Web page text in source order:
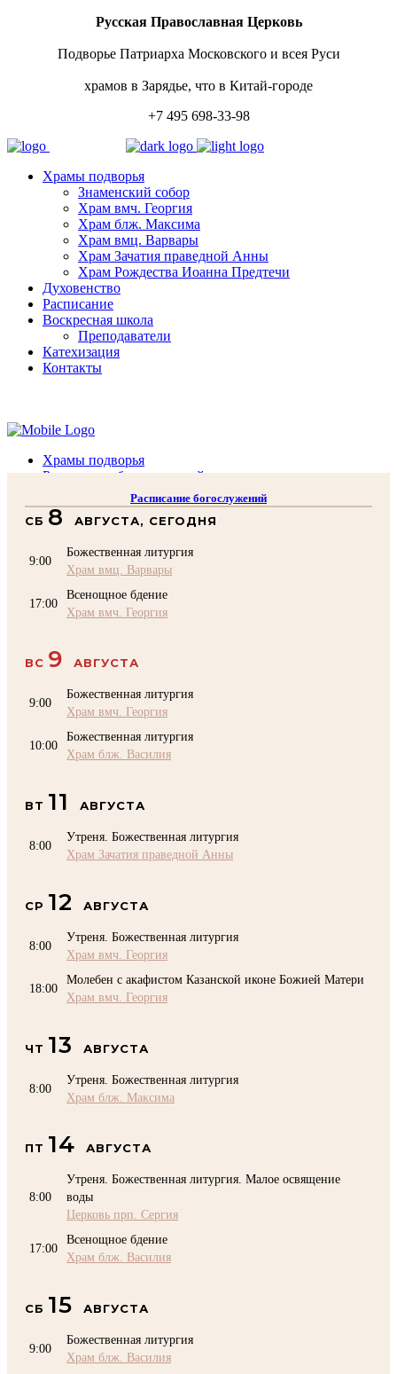
Русская Православная Церковь
Подворье Патриарха Московского и всея Руси
храмов в Зарядье, что в Китай-городе
+7 495 698-33-98
Храмы подворья
Знаменский собор
Храм вмч. Георгия
Храм блж. Максима
Храм вмц. Варвары
Храм Зачатия праведной Анны
Храм Рождества Иоанна Предтечи
Духовенство
Расписание
Воскресная школа
Преподаватели
Катехизация
Контакты
Храмы подворья
Расписание богослужений
Воскресная школа
Преподаватели Воскресной школы
КОНТАКТЫ
Помочь Подворью
Расписание богослужений
СБ 8 АВГУСТА, СЕГОДНЯ
9:00
Божественная литургия
Храм вмц. Варвары
17:00
Всенощное бдение
Храм вмч. Георгия
ВС 9 АВГУСТА
9:00
Божественная литургия
Храм вмч. Георгия
10:00
Божественная литургия
Храм блж. Василия
ВТ 11 АВГУСТА
8:00
Утреня. Божественная литургия
Храм Зачатия праведной Анны
СР 12 АВГУСТА
8:00
Утреня. Божественная литургия
Храм вмч. Георгия
18:00
Молебен с акафистом Казанской иконе Божией Матери
Храм вмч. Георгия
ЧТ 13 АВГУСТА
8:00
Утреня. Божественная литургия
Храм блж. Максима
ПТ 14 АВГУСТА
8:00
Утреня. Божественная литургия. Малое освящение
воды
Церковь прп. Сергия
17:00
Всенощное бдение
Храм блж. Василия
СБ 15 АВГУСТА
9:00
Божественная литургия
Храм блж. Василия